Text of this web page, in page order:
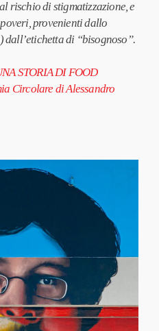
rischio di stigmatizzazione, e
provenienti dallo
dall’etichetta di “bisognoso”.
STORIA DI FOOD
Circolare di Alessandro